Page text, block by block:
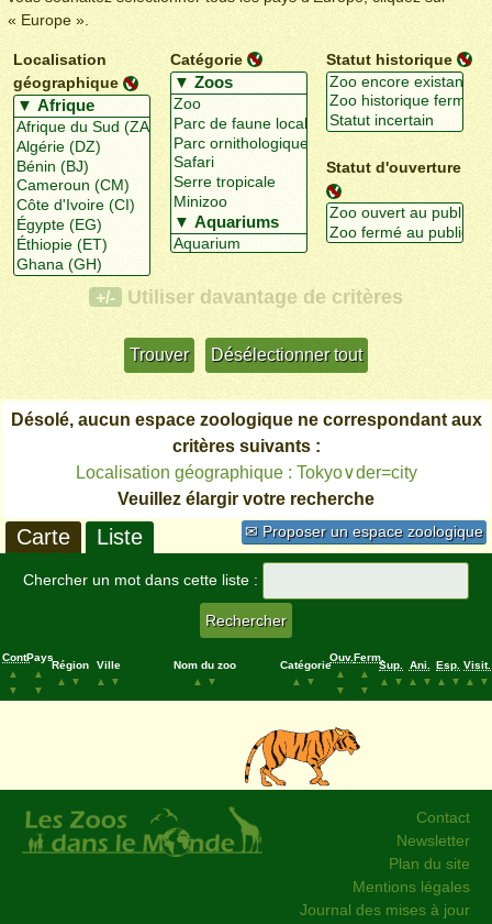
« Europe ».
Localisation
géographique
Catégorie Statut historique
Statut d'ouverture
+/- Utiliser davantage de critères
Désolé, aucun espace zoologique ne correspondant aux
critères suivants :
Localisation géographique : Tokyo∨der=city
Veuillez élargir votre recherche
✉ Proposer un espace zoologique
Carte Liste
Chercher un mot dans cette liste :
Cont.
▲
▼
Pays
▲
▼
Région
▲
▼
Ville
▲
▼
Nom du zoo
▲
▼
Catégorie
▲
▼
Ouv.
▲
▼
Ferm.
▲
▼
Sup.
▲
▼
Ani.
▲
▼
Esp.
▲
▼
Visit.
▲
▼
Contact
Newsletter
Plan du site
Mentions légales
Journal des mises à jour